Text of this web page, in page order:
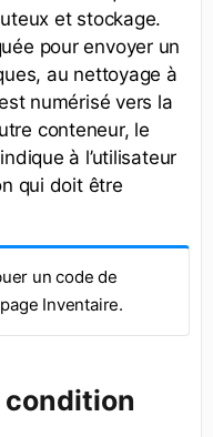
et stockage.
pour envoyer un
au nettoyage à
numérisé vers la
conteneur, le
à l’utilisateur
qui doit être
un code de
Inventaire.
condition